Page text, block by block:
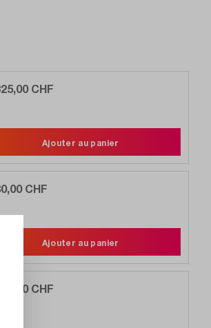
CHF
Ajouter au panier
CHF
Ajouter au panier
CHF